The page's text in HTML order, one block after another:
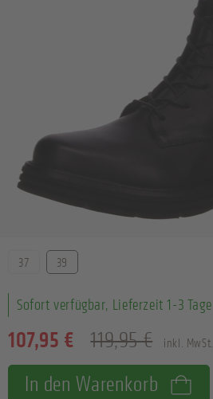
107,95 € 119,95 € inkl. MwSt.
Sofort verfügbar, Lieferzeit 1-3 Tage
Größe
37 39
In den Warenkorb